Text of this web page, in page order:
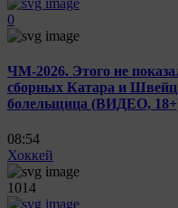
0
ЧМ-2026. Этого не
сборных Катара и
болельщица (ВИДЕО,
08:54
Хоккей
1014